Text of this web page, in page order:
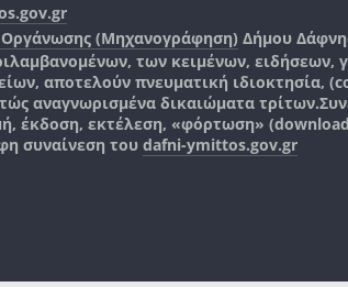
(Μηχανογράφηση) Δήμου
των κειμένων,
αποτελούν πνευματική ιδιοκτησία,
αναγνωρισμένα δικαιώματα τρίτων.
έκδοση, εκτέλεση, «φόρτωση»
συναίνεση του dafni-ymittos.gov.gr